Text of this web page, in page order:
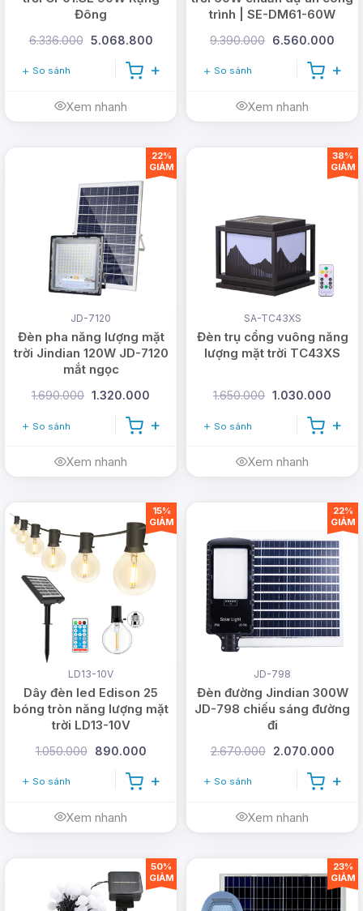
Đông
6.336.000 5.068.800
So sánh
Xem nhanh
trình | SE-DM61-60W
9.390.000 6.560.000
So sánh
Xem nhanh
JD-7120
Đèn pha năng lượng mặt
trời Jindian 120W JD-7120
mắt ngọc
1.690.000 1.320.000
So sánh
Xem nhanh
22%
GIẢM
SA-TC43XS
Đèn trụ cổng vuông năng
lượng mặt trời TC43XS
1.650.000 1.030.000
So sánh
Xem nhanh
38%
GIẢM
LD13-10V
Dây đèn led Edison 25
bóng tròn năng lượng mặt
trời LD13-10V
1.050.000 890.000
So sánh
Xem nhanh
15%
GIẢM
JD-798
Đèn đường Jindian 300W
JD-798 chiếu sáng đường
đi
2.670.000 2.070.000
So sánh
Xem nhanh
22%
GIẢM
50%
GIẢM
23%
GIẢM